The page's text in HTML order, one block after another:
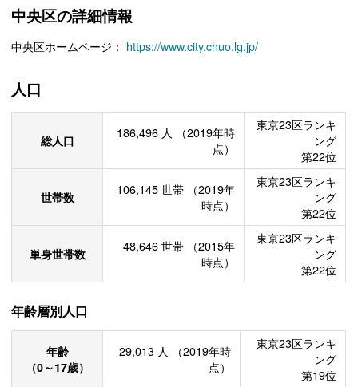
中央区の詳細情報
中央区ホームページ： https://www.city.chuo.lg.jp/
人口
総人口 186,496 人
（2019年時
点）
東京23区ランキ
ング
第22位
世帯数 106,145 世帯
（2019年
時点）
東京23区ランキ
ング
第22位
単身世帯数 48,646 世帯
（2015年
時点）
東京23区ランキ
ング
第22位
年齢層別人口
年齢
（0～17歳）
29,013 人
（2019年時
点）
東京23区ランキ
ング
第19位